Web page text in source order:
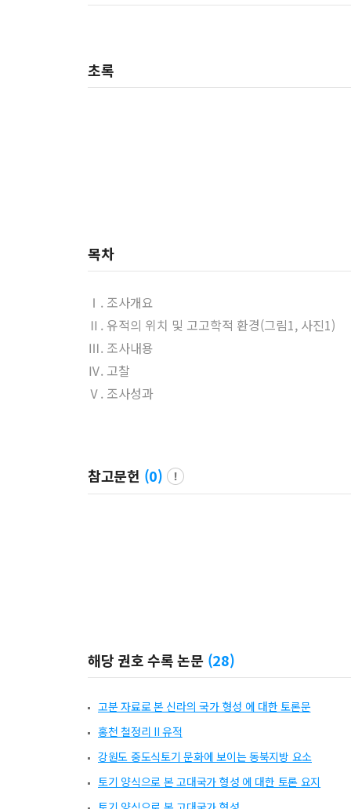
초록
목차
Ⅰ. 조사개요
Ⅱ. 유적의 위치 및 고고학적 환경(그림1, 사진1)
Ⅲ. 조사내용
Ⅳ. 고찰
Ⅴ. 조사성과
참고문헌 (0)
해당 권호 수록 논문 (28)
고분 자료로 본 신라의 국가 형성 에 대한 토론문
홍천 철정리 II 유적
강원도 중도식토기 문화에 보이는 동북지방 요소
토기 양식으로 본 고대국가 형성 에 대한 토론 요지